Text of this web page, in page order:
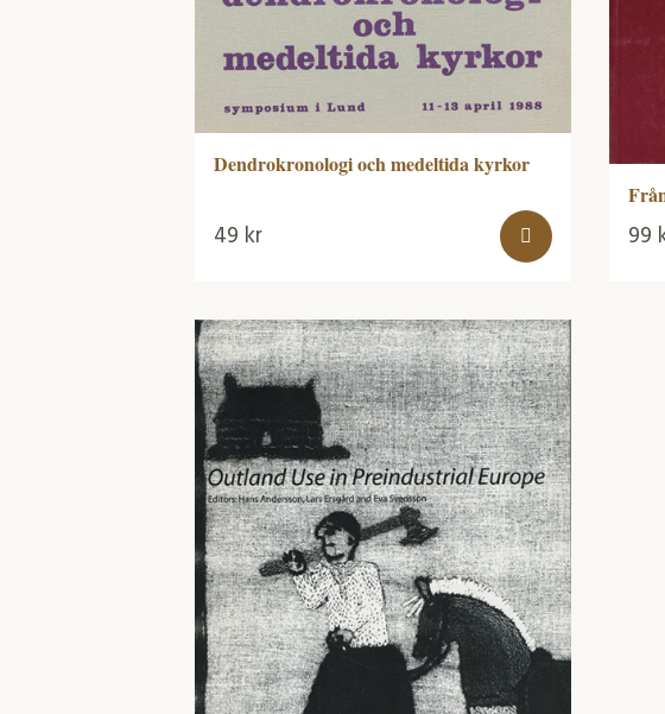
Dendrokronologi och medeltida kyrkor
49 kr 99